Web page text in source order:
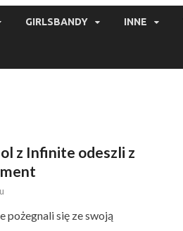
GIRLSBANDY INNE
z Infinite odeszli z
pożegnali się ze swoją